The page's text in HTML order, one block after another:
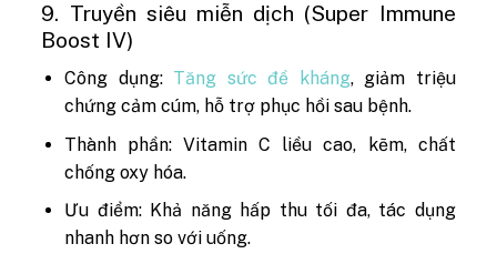
9. Truyền siêu miễn dịch (Super Immune
Boost IV)
Công dụng: Tăng sức đề kháng, giảm triệu
chứng cảm cúm, hỗ trợ phục hồi sau bệnh.
Thành phần: Vitamin C liều cao, kẽm, chất
chống oxy hóa.
Ưu điểm: Khả năng hấp thu tối đa, tác dụng
nhanh hơn so với uống.